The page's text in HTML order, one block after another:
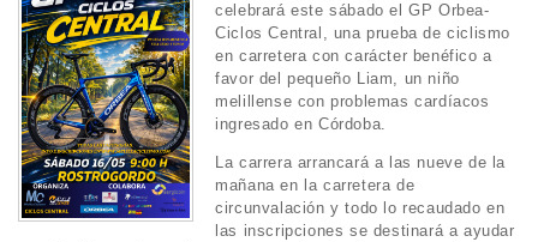
celebrará este sábado el GP Orbea-
Ciclos Central, una prueba de ciclismo
en carretera con carácter benéfico a
favor del pequeño Liam, un niño
melillense con problemas cardíacos
ingresado en Córdoba.
La carrera arrancará a las nueve de la
mañana en la carretera de
circunvalación y todo lo recaudado en
las inscripciones se destinará a ayudar